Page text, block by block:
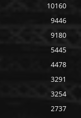
10160
9446
9180
5445
4478
3291
3254
2737